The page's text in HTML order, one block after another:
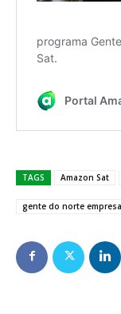
TAGS Amazon Sat
gente do norte